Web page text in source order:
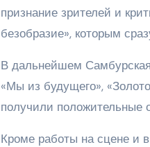
признание зрителей и
безобразие», которым
В дальнейшем
«Мы из будущего»,
получили положительные
Кроме работы на сцене и в